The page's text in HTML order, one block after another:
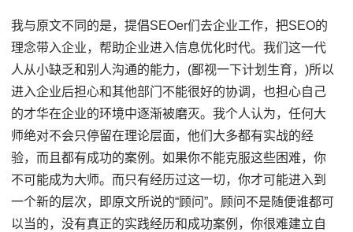
我与原文不同的是，提倡SEOer们去企业工作，把SEO的
理念带入企业，帮助企业进入信息优化时代。我们这一代
人从小缺乏和别人沟通的能力，(鄙视一下计划生育，)所以
进入企业后担心和其他部门不能很好的协调，也担心自己
的才华在企业的环境中逐渐被磨灭。我个人认为，任何大
师绝对不会只停留在理论层面，他们大多都有实战的经
验，而且都有成功的案例。如果你不能克服这些困难，你
不可能成为大师。而只有经历过这一切，你才可能进入到
一个新的层次，即原文所说的“顾问”。顾问不是随便谁都可
以当的，没有真正的实践经历和成功案例，你很难建立自